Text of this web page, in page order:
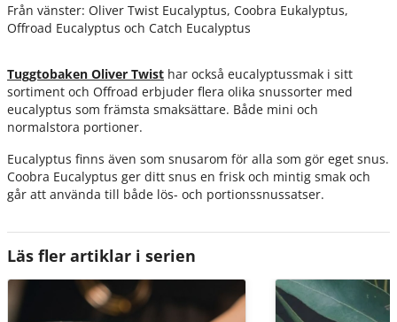
Från vänster: Oliver Twist Eucalyptus, Coobra Eukalyptus,
Offroad Eucalyptus och Catch Eucalyptus
Tuggtobaken Oliver Twist har också eucalyptussmak i sitt
sortiment och Offroad erbjuder flera olika snussorter med
eucalyptus som främsta smaksättare. Både mini och
normalstora portioner.
Eucalyptus finns även som snusarom för alla som gör eget snus.
Coobra Eucalyptus ger ditt snus en frisk och mintig smak och
går att använda till både lös- och portionssnussatser.
Läs fler artiklar i serien